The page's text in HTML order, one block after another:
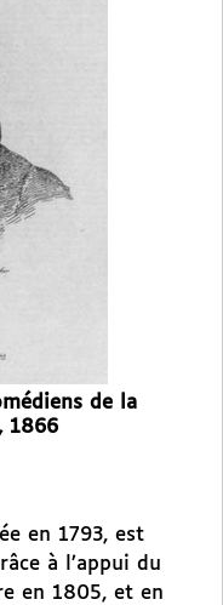
de la
1866
en 1793, est
à l’appui du
en 1805, et en